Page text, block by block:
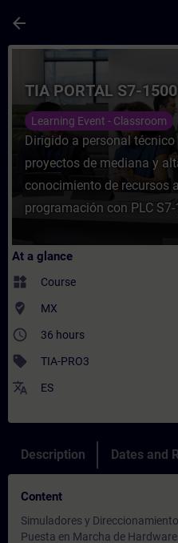
arrow_back
Course - TIA
TIA PORTAL S7-
Learning Event - Classroom
Dirigido a personal
proyectos de mediana y
conocimiento de recursos
programación con PLC S7-
At a glance
widgets Course
where_to_vote MX
access_time 36 hours
sell TIA-PRO3
translate ES
Description Dates and
Content
Simuladores y Direccionamiento
Puesta en Marcha de